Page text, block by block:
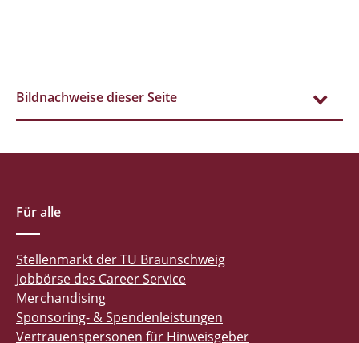
Bildnachweise dieser Seite
Für alle
Stellenmarkt der TU Braunschweig
Jobbörse des Career Service
Merchandising
Sponsoring- & Spendenleistungen
Vertrauenspersonen für Hinweisgeber